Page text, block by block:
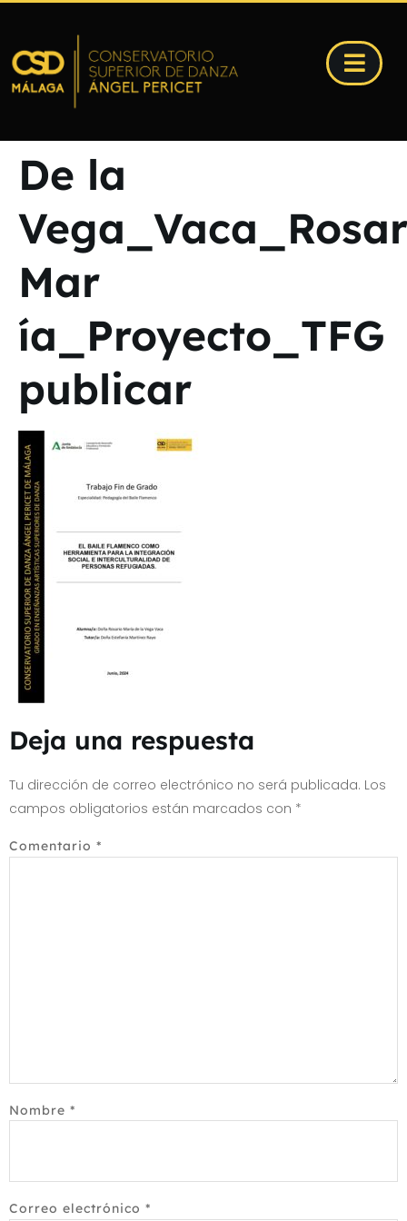
De la
Mar
ía_Proyecto_TFG
publicar
Deja una respuesta
Tu dirección de correo electrónico no será publicada. Los
campos obligatorios están marcados con *
Comentario *
Nombre *
Correo electrónico *